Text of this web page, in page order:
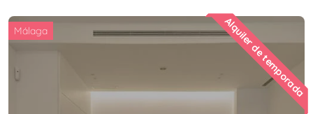
Málaga Alquiler de temporada